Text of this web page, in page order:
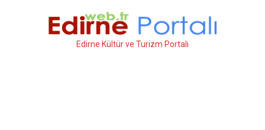
Edirne Kültür ve Turizm Portalı